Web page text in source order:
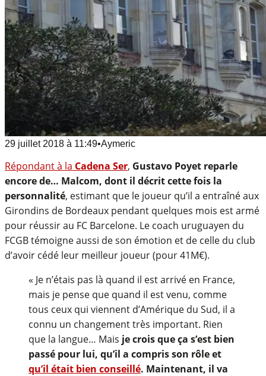
29 juillet 2018 à 11:49•Aymeric
Répondant à la Cadena Ser, Gustavo Poyet reparle
encore de… Malcom, dont il décrit cette fois la
personnalité, estimant que le joueur qu’il a entraîné aux
Girondins de Bordeaux pendant quelques mois est armé
pour réussir au FC Barcelone. Le coach uruguayen du
FCGB témoigne aussi de son émotion et de celle du club
d’avoir cédé leur meilleur joueur (pour 41M€).
« Je n’étais pas là quand il est arrivé en France,
mais je pense que quand il est venu, comme
tous ceux qui viennent d’Amérique du Sud, il a
connu un changement très important. Rien
que la langue… Mais je crois que ça s’est bien
passé pour lui, qu’il a compris son rôle et
qu’il était bien conseillé. Maintenant, il va